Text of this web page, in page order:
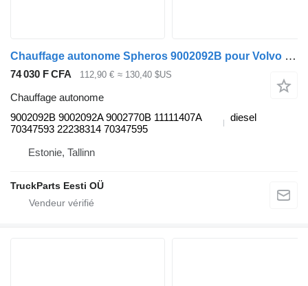
Chauffage autonome Spheros 9002092B pour Volvo B6, B7, B9, B10, B12 bus (1978-2011)
74 030 F CFA 112,90 € ≈ 130,40 $US
Chauffage autonome
9002092B 9002092A 9002770B 11111407A
70347593 22238314 70347595
diesel
Estonie, Tallinn
TruckParts Eesti OÜ